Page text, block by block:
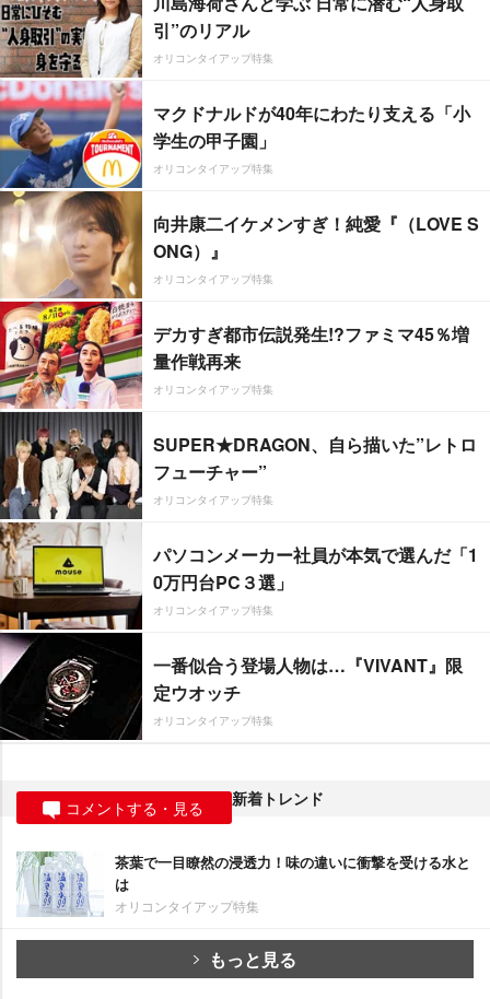
引”のリアル
オリコンタイアップ特集
マクドナルドが40年にわたり支える「小
学生の甲子園」
オリコンタイアップ特集
向井康二イケメンすぎ！純愛『（LOVE S
ONG）』
オリコンタイアップ特集
デカすぎ都市伝説発生!?ファミマ45％増
量作戦再来
オリコンタイアップ特集
SUPER★DRAGON、自ら描いた”レトロ
フューチャー”
オリコンタイアップ特集
パソコンメーカー社員が本気で選んだ「1
0万円台PC３選」
オリコンタイアップ特集
一番似合う登場人物は…『VIVANT』限
定ウオッチ
オリコンタイアップ特集
コメントする・見る 新着トレンド
茶葉で一目瞭然の浸透力！味の違いに衝撃を受ける水と
は
オリコンタイアップ特集
もっと見る